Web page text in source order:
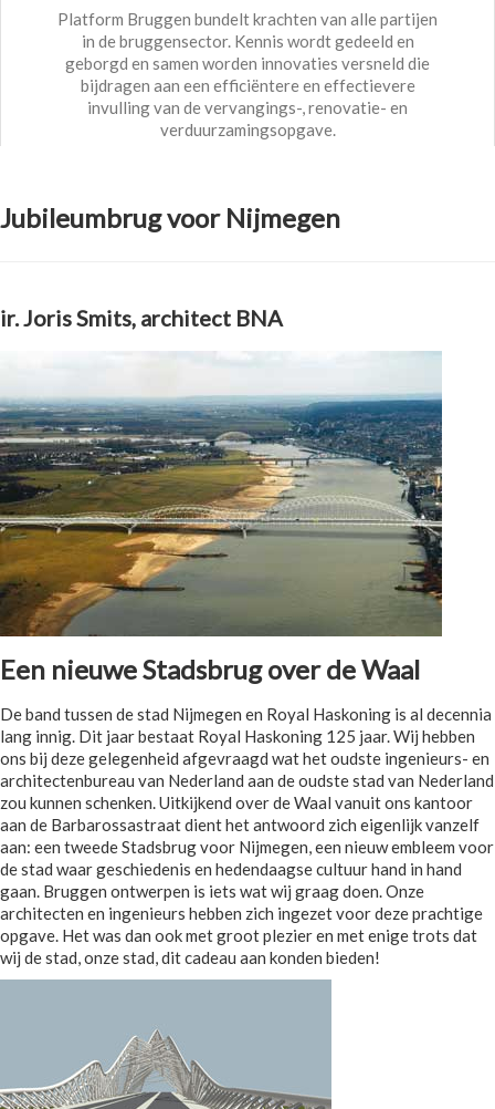
Platform Bruggen bundelt krachten van alle partijen
in de bruggensector. Kennis wordt gedeeld en
geborgd en samen worden innovaties versneld die
bijdragen aan een efficiëntere en effectievere
invulling van de vervangings-, renovatie- en
verduurzamingsopgave.
Jubileumbrug voor Nijmegen
ir. Joris Smits, architect BNA
Een nieuwe Stadsbrug over de Waal
De band tussen de stad Nijmegen en Royal Haskoning is al decennia
lang innig. Dit jaar bestaat Royal Haskoning 125 jaar. Wij hebben
ons bij deze gelegenheid afgevraagd wat het oudste ingenieurs- en
architectenbureau van Nederland aan de oudste stad van Nederland
zou kunnen schenken. Uitkijkend over de Waal vanuit ons kantoor
aan de Barbarossastraat dient het antwoord zich eigenlijk vanzelf
aan: een tweede Stadsbrug voor Nijmegen, een nieuw embleem voor
de stad waar geschiedenis en hedendaagse cultuur hand in hand
gaan. Bruggen ontwerpen is iets wat wij graag doen. Onze
architecten en ingenieurs hebben zich ingezet voor deze prachtige
opgave. Het was dan ook met groot plezier en met enige trots dat
wij de stad, onze stad, dit cadeau aan konden bieden!